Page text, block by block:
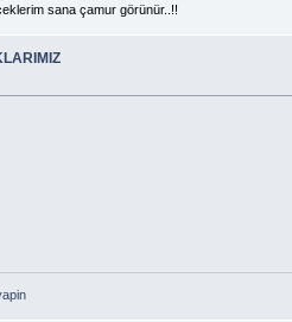
sana çamur görünür..!!